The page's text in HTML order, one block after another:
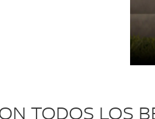
TODOS LOS